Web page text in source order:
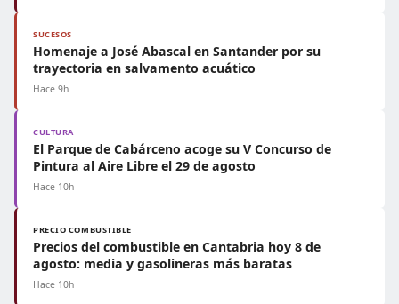
SUCESOS
Homenaje a José Abascal en Santander por su
trayectoria en salvamento acuático
Hace 9h
CULTURA
El Parque de Cabárceno acoge su V Concurso de
Pintura al Aire Libre el 29 de agosto
Hace 10h
PRECIO COMBUSTIBLE
Precios del combustible en Cantabria hoy 8 de
agosto: media y gasolineras más baratas
Hace 10h